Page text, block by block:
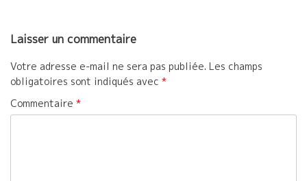
Laisser un commentaire
Votre adresse e-mail ne sera pas publiée. Les champs
obligatoires sont indiqués avec *
Commentaire *